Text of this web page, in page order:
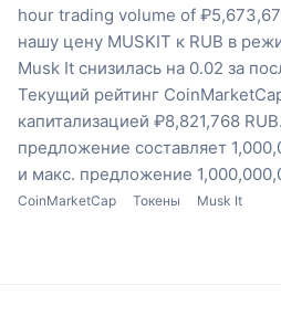
hour trading volume of
нашу цену MUSKIT к RUB в
Musk It снизилась на 0.02 за
Текущий рейтинг
капитализацией ₽8,821,768 RUB.
предложение составляет
и макс. предложение
CoinMarketCap Токены Musk It